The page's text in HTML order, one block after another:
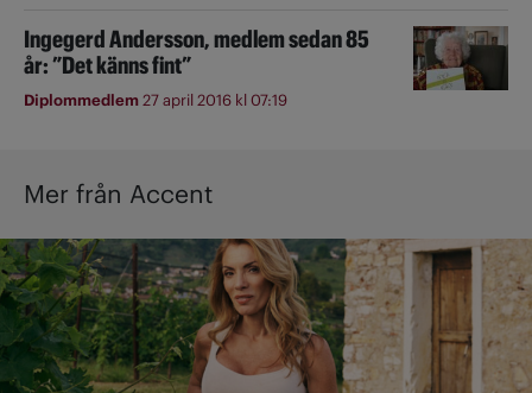
Ingegerd Andersson, medlem sedan 85
år: ”Det känns fint”
Diplommedlem27 april 2016 kl 07:19
Mer från Accent